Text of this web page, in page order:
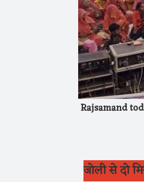
Rajsamand
जोली से दो